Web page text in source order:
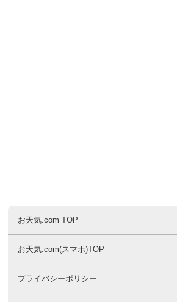
お天気.com TOP
お天気.com(スマホ)TOP
プライバシーポリシー